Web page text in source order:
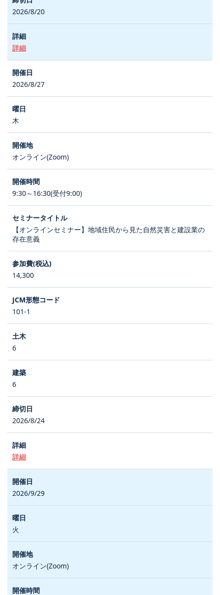
2026/8/20
詳細
2026/8/27
木
オンライン(Zoom)
9:30～16:30(受付9:00)
【オンラインセミナー】地域住民から見た自然災害と建設業の
存在意義
14,300
101-1
6
6
2026/8/24
詳細
2026/9/29
火
オンライン(Zoom)